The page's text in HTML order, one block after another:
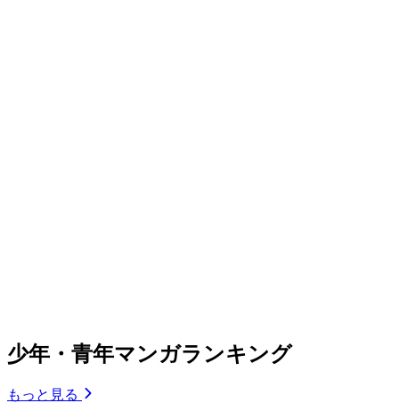
少年・青年マンガランキング
もっと見る